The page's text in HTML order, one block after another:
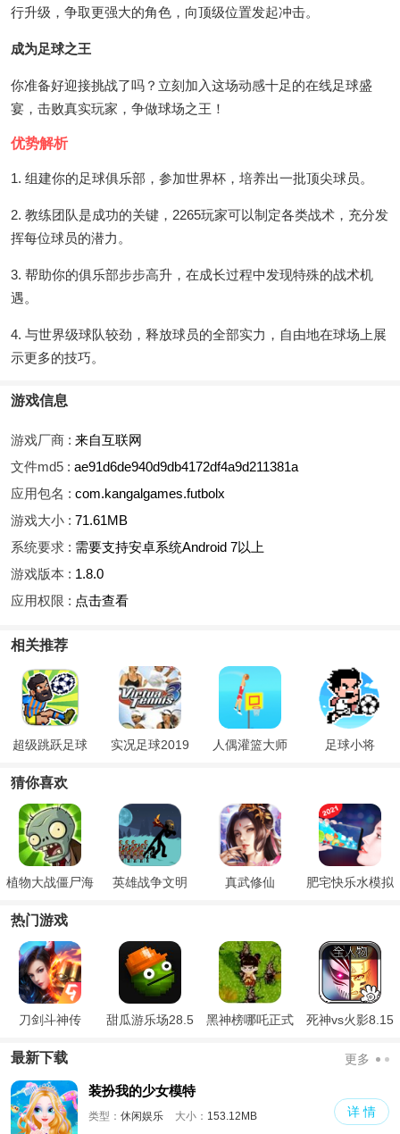
行升级，争取更强大的角色，向顶级位置发起冲击。
成为足球之王
你准备好迎接挑战了吗？立刻加入这场动感十足的在线足球盛
宴，击败真实玩家，争做球场之王！
优势解析
1. 组建你的足球俱乐部，参加世界杯，培养出一批顶尖球员。
2. 教练团队是成功的关键，2265玩家可以制定各类战术，充分发
挥每位球员的潜力。
3. 帮助你的俱乐部步步高升，在成长过程中发现特殊的战术机
遇。
4. 与世界级球队较劲，释放球员的全部实力，自由地在球场上展
示更多的技巧。
游戏信息
游戏厂商 : 来自互联网
文件md5 : ae91d6de940d9db4172df4a9d211381a
应用包名 : com.kangalgames.futbolx
游戏大小 : 71.61MB
系统要求 : 需要支持安卓系统Android 7以上
游戏版本 : 1.8.0
应用权限 : 点击查看
相关推荐
超级跳跃足球 实况足球2019 人偶灌篮大师 足球小将
猜你喜欢
植物大战僵尸海
滩版
英雄战争文明 真武修仙
肥宅快乐水模拟
热门游戏
刀剑斗神传
甜瓜游乐场28.5
黑神榜哪吒正式
死神vs火影8.15
最新下载 更多
装扮我的少女模特
类型： 休闲娱乐 大小： 153.12MB
详 情